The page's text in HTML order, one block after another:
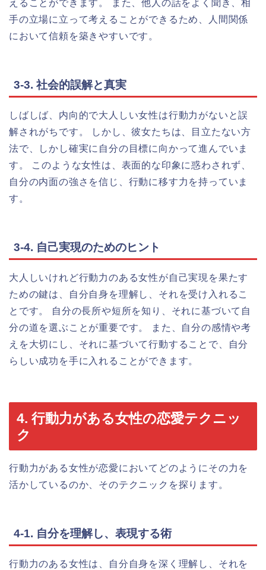
えることができます。 また、他人の話をよく聞き、相
手の立場に立って考えることができるため、人間関係
において信頼を築きやすいです。
3-3. 社会的誤解と真実
しばしば、内向的で大人しい女性は行動力がないと誤
解されがちです。 しかし、彼女たちは、目立たない方
法で、しかし確実に自分の目標に向かって進んでいま
す。 このような女性は、表面的な印象に惑わされず、
自分の内面の強さを信じ、行動に移す力を持っていま
す。
3-4. 自己実現のためのヒント
大人しいけれど行動力のある女性が自己実現を果たす
ための鍵は、自分自身を理解し、それを受け入れるこ
とです。 自分の長所や短所を知り、それに基づいて自
分の道を選ぶことが重要です。 また、自分の感情や考
えを大切にし、それに基づいて行動することで、自分
らしい成功を手に入れることができます。
4. 行動力がある女性の恋愛テクニッ
ク
行動力がある女性が恋愛においてどのようにその力を
活かしているのか、そのテクニックを探ります。
4-1. 自分を理解し、表現する術
行動力のある女性は、自分自身を深く理解し、それを